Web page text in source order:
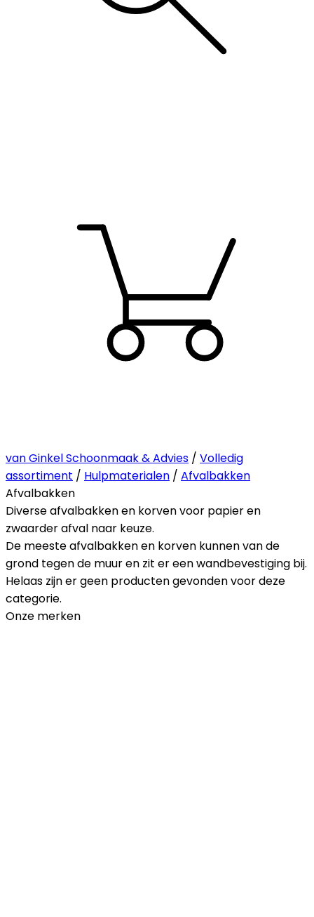
van Ginkel Schoonmaak & Advies / Volledig
assortiment / Hulpmaterialen / Afvalbakken
Afvalbakken
Diverse afvalbakken en korven voor papier en
zwaarder afval naar keuze.
De meeste afvalbakken en korven kunnen van de
grond tegen de muur en zit er een wandbevestiging bij.
Helaas zijn er geen producten gevonden voor deze
categorie.
Onze merken